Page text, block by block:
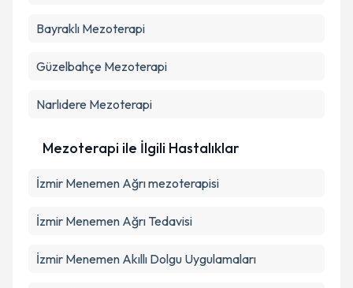
Bayraklı Mezoterapi
Güzelbahçe Mezoterapi
Narlıdere Mezoterapi
Mezoterapi ile İlgili Hastalıklar
İzmir Menemen Ağrı mezoterapisi
İzmir Menemen Ağrı Tedavisi
İzmir Menemen Akıllı Dolgu Uygulamaları